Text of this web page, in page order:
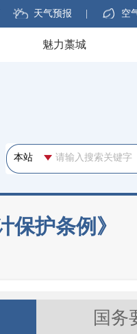
天气预报 空
魅力藁城
护条例》
国务